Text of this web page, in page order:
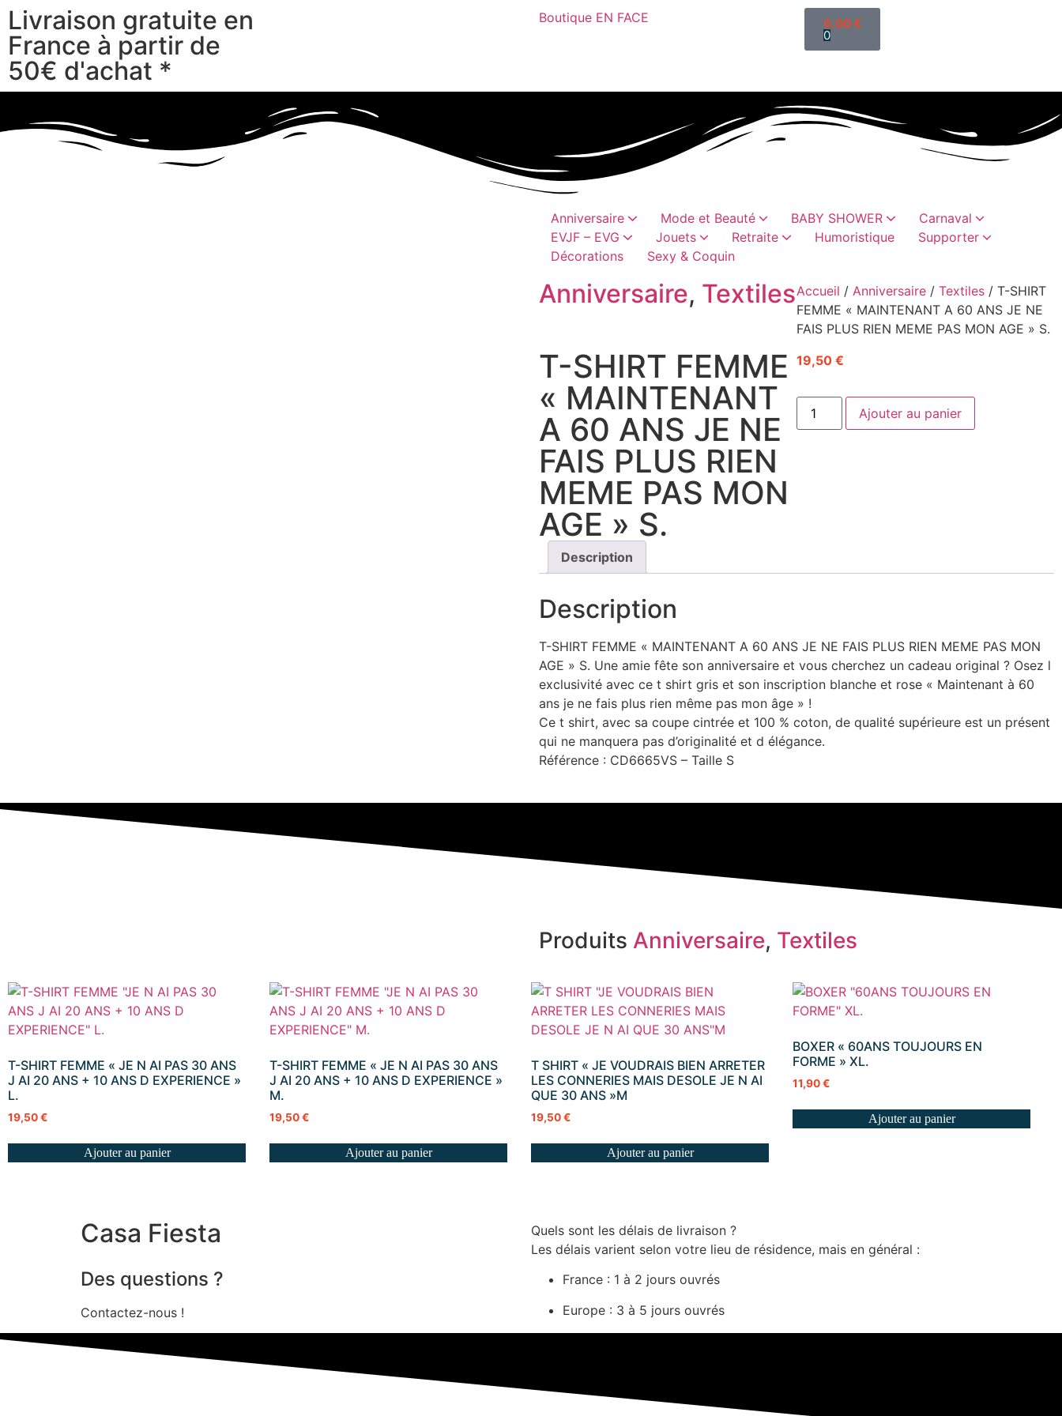
Livraison gratuite en
France à partir de
50€ d'achat *
Boutique EN FACE 0,00€
0
Anniversaire Mode et Beauté BABY SHOWER Carnaval
EVJF – EVG Jouets Retraite Humoristique
Supporter
Décorations
Sexy & Coquin
Anniversaire, TextilesAccueil / Anniversaire / Textiles / T-SHIRT
FEMME « MAINTENANT A 60 ANS JE NE
FAIS PLUS RIEN MEME PAS MON AGE » S.
T-SHIRT FEMME
« MAINTENANT
A 60 ANS JE NE
FAIS PLUS RIEN
MEME PAS MON
AGE » S.
19,50 €
Ajouter au panier
Description
Description
T-SHIRT FEMME « MAINTENANT A 60 ANS JE NE FAIS PLUS RIEN MEME PAS MON
AGE » S. Une amie fête son anniversaire et vous cherchez un cadeau original ? Osez l
exclusivité avec ce t shirt gris et son inscription blanche et rose « Maintenant à 60
ans je ne fais plus rien même pas mon âge » !
Ce t shirt, avec sa coupe cintrée et 100 % coton, de qualité supérieure est un présent
qui ne manquera pas d’originalité et d élégance.
Référence : CD6665VS – Taille S
Produits Anniversaire, Textiles
T-SHIRT FEMME « JE N AI PAS 30 ANS
J AI 20 ANS + 10 ANS D EXPERIENCE »
L.
19,50€
Ajouter au panier
T-SHIRT FEMME « JE N AI PAS 30 ANS
J AI 20 ANS + 10 ANS D EXPERIENCE »
M.
19,50€
Ajouter au panier
T SHIRT « JE VOUDRAIS BIEN ARRETER
LES CONNERIES MAIS DESOLE JE N AI
QUE 30 ANS »M
19,50€
Ajouter au panier
BOXER « 60ANS TOUJOURS EN
FORME » XL.
11,90€
Ajouter au panier
Casa Fiesta
Des questions ?
Contactez-nous !
Quels sont les délais de livraison ?
Les délais varient selon votre lieu de résidence, mais en général :
France : 1 à 2 jours ouvrés
Europe : 3 à 5 jours ouvrés